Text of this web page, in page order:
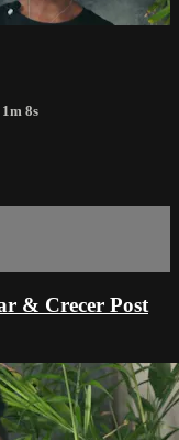
1m 8s
& Crecer Post